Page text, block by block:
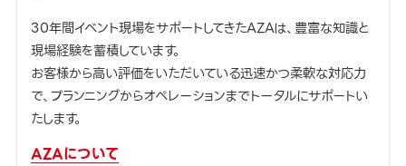
30年間イベント現場をサポートしてきたAZAは、豊富な知識と
現場経験を蓄積しています。
お客様から高い評価をいただいている迅速かつ柔軟な対応力
で、プランニングからオペレーションまでトータルにサポートい
たします。
AZAについて